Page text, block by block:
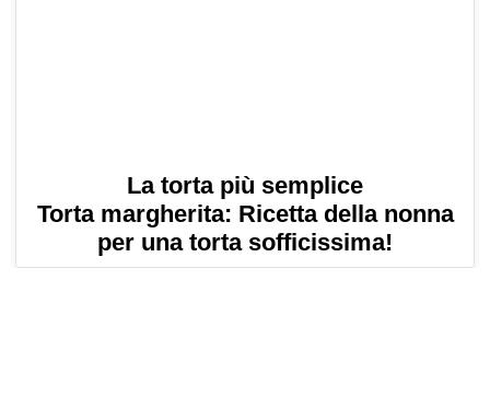
La torta più semplice
Torta margherita: Ricetta della nonna
per una torta sofficissima!